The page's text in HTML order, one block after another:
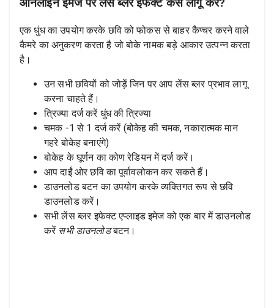
ऑनलाइन इमेज पर लेंस ब्लर इफेक्ट कैसे लागू करें?
एक धुंध का उपयोग करके छवि को फोकस से बाहर कैप्चर करने वाले
कैमरे का अनुकरण करता है जो बोके नामक बड़े आकार उत्पन्न करता
है।
उन सभी छवियों को जोड़ें जिन पर आप लेंस ब्लर प्रभाव लागू
करना चाहते हैं।
त्रिज्या दर्ज करें धुंध की त्रिज्या
चमक -1 से 1 दर्ज करें (बोकेह की चमक, नकारात्मक मान
गहरे बोकेह बनाएंगे)
बोकेह के घूर्णन का कोण रेडियन में दर्ज करें।
आप दाईं ओर छवि का पूर्वावलोकन कर सकते हैं।
डाउनलोड बटन का उपयोग करके व्यक्तिगत रूप से छवि
डाउनलोड करें।
सभी लेंस ब्लर इफेक्ट एप्लाइड इमेज को एक बार में डाउनलोड
करें सभी डाउनलोडबटन।